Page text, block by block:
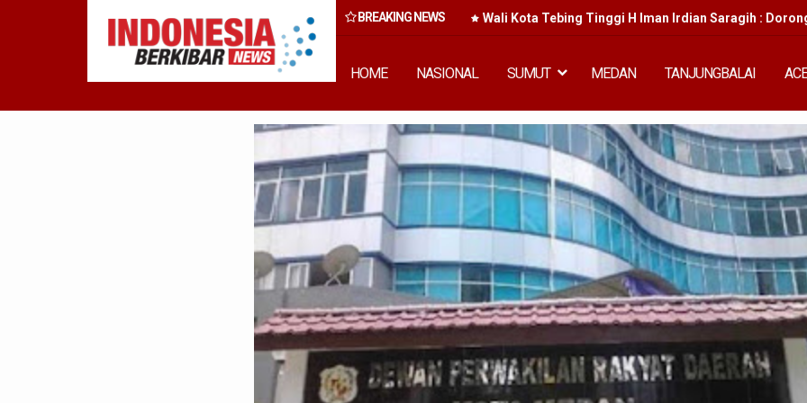
BREAKING NEWS
Wong Cun Sen: Ini Bukan Kegiatan Formal, Tapi Komitmen Wujudkan
Pembangunan Inklusif
Wali Kota Tebing Tinggi H Iman Irdian Saragih :
HOME NASIONAL SUMUT MEDAN TANJUNGBALAI